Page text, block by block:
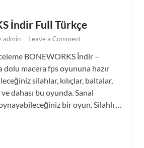
İndir Full Türkçe
admin - Leave a Comment
BONEWORKS İndir –
macera fps oyununa hazır
silahlar, kılıçlar, baltalar,
dahası bu oyunda. Sanal
bir oyun. Silahlı …